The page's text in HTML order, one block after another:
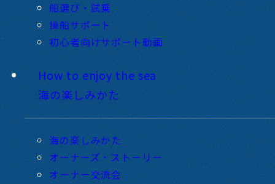
船選び・試乗
操船サポート
初心者向けサポート動画
How to enjoy the sea
海の楽しみかた
海の楽しみかた
オーナーズ・ストーリー
オーナー交流会